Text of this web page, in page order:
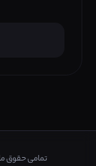
تمامی حقوق